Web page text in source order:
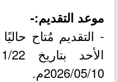
موعد التقديم:-
- التقديم مُتاح
2026/05/10م.